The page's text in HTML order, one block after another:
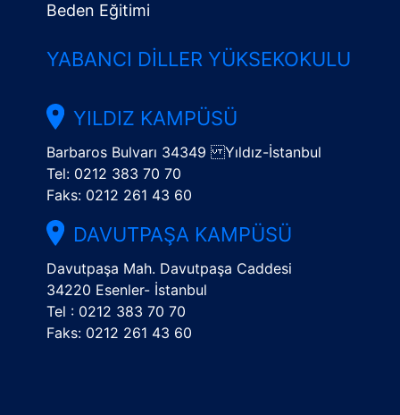
Beden Eğitimi
YABANCI DILLER YÜKSEKOKULU
YILDIZ KAMPÜSÜ
Barbaros Bulvarı 34349 Yıldız-İstanbul
Tel: 0212 383 70 70
Faks: 0212 261 43 60
DAVUTPAŞA KAMPÜSÜ
Davutpaşa Mah. Davutpaşa Caddesi
34220 Esenler- İstanbul
Tel : 0212 383 70 70
Faks: 0212 261 43 60